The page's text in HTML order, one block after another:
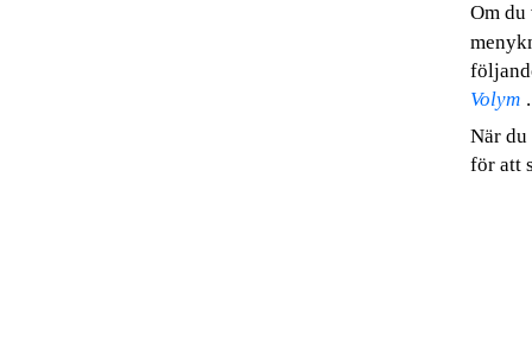
Om
Volym .
När
för att